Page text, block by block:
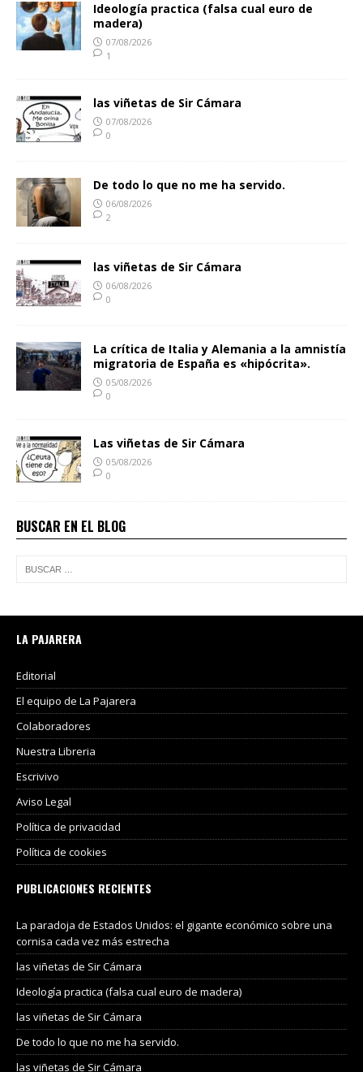
Ideología practica (falsa cual euro de
madera)
07/08/2026
1
las viñetas de Sir Cámara
07/08/2026
0
De todo lo que no me ha servido.
06/08/2026
2
las viñetas de Sir Cámara
06/08/2026
0
La crítica de Italia y Alemania a la amnistía
migratoria de España es «hipócrita».
05/08/2026
0
Las viñetas de Sir Cámara
05/08/2026
0
BUSCAR EN EL BLOG
LA PAJARERA
Editorial
El equipo de La Pajarera
Colaboradores
Nuestra Libreria
Escrivivo
Aviso Legal
Política de privacidad
Política de cookies
PUBLICACIONES RECIENTES
La paradoja de Estados Unidos: el gigante económico sobre una
cornisa cada vez más estrecha
las viñetas de Sir Cámara
Ideología practica (falsa cual euro de madera)
las viñetas de Sir Cámara
De todo lo que no me ha servido.
las viñetas de Sir Cámara